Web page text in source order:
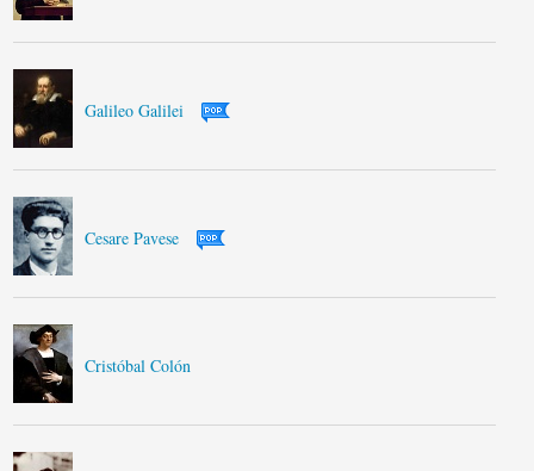
Galileo Galilei
Cesare Pavese
Cristóbal Colón